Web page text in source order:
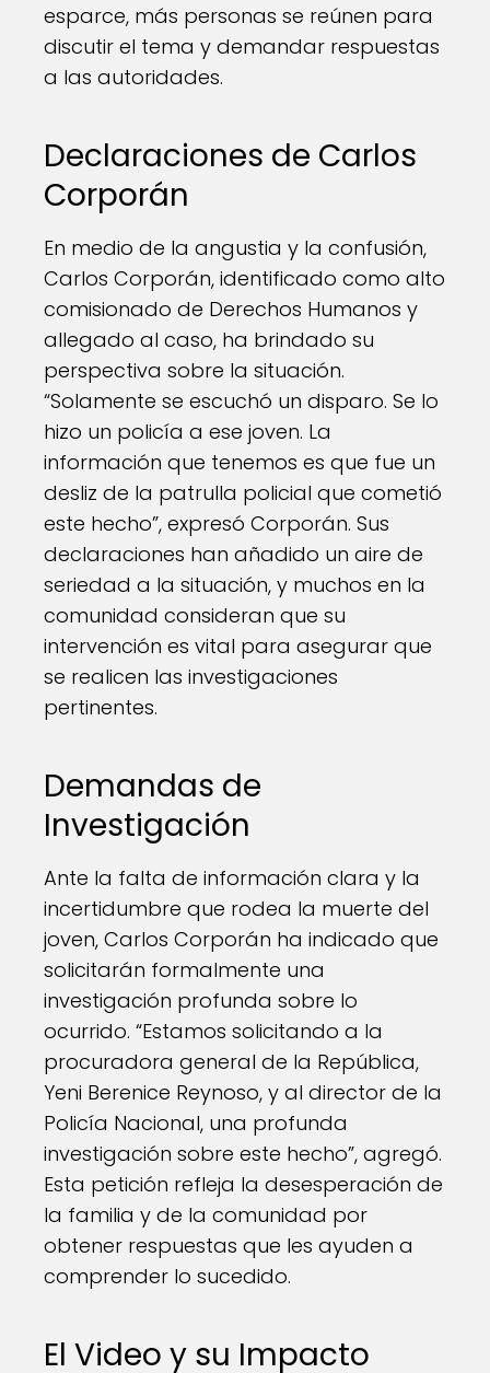
esparce, más personas se reúnen para
discutir el tema y demandar respuestas
a las autoridades.
Declaraciones de Carlos
Corporán
En medio de la angustia y la confusión,
Carlos Corporán, identificado como alto
comisionado de Derechos Humanos y
allegado al caso, ha brindado su
perspectiva sobre la situación.
“Solamente se escuchó un disparo. Se lo
hizo un policía a ese joven. La
información que tenemos es que fue un
desliz de la patrulla policial que cometió
este hecho”, expresó Corporán. Sus
declaraciones han añadido un aire de
seriedad a la situación, y muchos en la
comunidad consideran que su
intervención es vital para asegurar que
se realicen las investigaciones
pertinentes.
Demandas de
Investigación
Ante la falta de información clara y la
incertidumbre que rodea la muerte del
joven, Carlos Corporán ha indicado que
solicitarán formalmente una
investigación profunda sobre lo
ocurrido. “Estamos solicitando a la
procuradora general de la República,
Yeni Berenice Reynoso, y al director de la
Policía Nacional, una profunda
investigación sobre este hecho”, agregó.
Esta petición refleja la desesperación de
la familia y de la comunidad por
obtener respuestas que les ayuden a
comprender lo sucedido.
El Video y su Impacto